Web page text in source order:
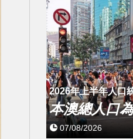
2026年上半年人口
本澳總人口
07/08/2026